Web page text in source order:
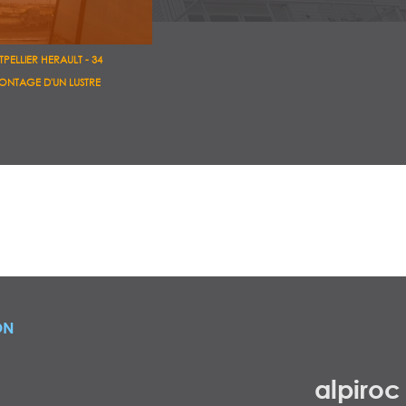
HERAULT - 34
D'UN LUSTRE
alpiroc